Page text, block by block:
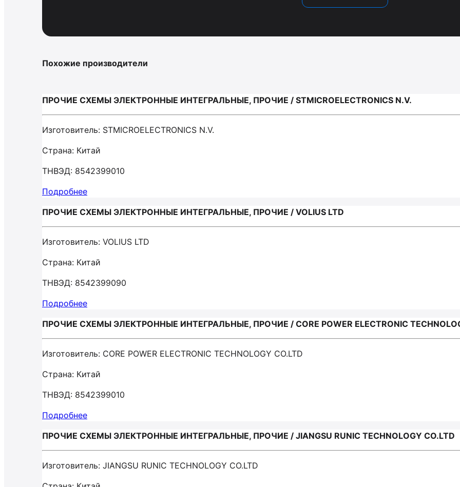
Похожие производители
ПРОЧИЕ СХЕМЫ ЭЛЕКТРОННЫЕ ИНТЕГРАЛЬНЫЕ, ПРОЧИЕ / SТМIСRОЕLЕСТRОNIСS N.V.
Изготовитель: SТМIСRОЕLЕСТRОNIСS N.V.
Страна: Китай
ТНВЭД: 8542399010
Подробнее
ПРОЧИЕ СХЕМЫ ЭЛЕКТРОННЫЕ ИНТЕГРАЛЬНЫЕ, ПРОЧИЕ / VOLIUS LTD
Изготовитель: VOLIUS LTD
Страна: Китай
ТНВЭД: 8542399090
Подробнее
ПРОЧИЕ СХЕМЫ ЭЛЕКТРОННЫЕ ИНТЕГРАЛЬНЫЕ, ПРОЧИЕ / CORE POWER ELECTRONIC
Изготовитель: CORE POWER ELECTRONIC TECHNOLOGY CO.LTD
Страна: Китай
ТНВЭД: 8542399010
Подробнее
ПРОЧИЕ СХЕМЫ ЭЛЕКТРОННЫЕ ИНТЕГРАЛЬНЫЕ, ПРОЧИЕ / JIANGSU RUNIC TECHNOLOGY CO.LTD
Изготовитель: JIANGSU RUNIC TECHNOLOGY CO.LTD